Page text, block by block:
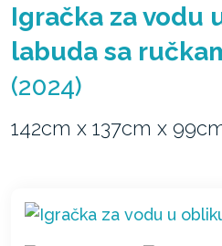
Igračka za vodu
labuda sa
(2024)
142cm x 137cm x